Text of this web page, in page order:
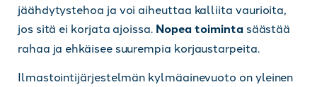
jäähdytystehoa ja voi aiheuttaa kalliita vaurioita,
jos sitä ei korjata ajoissa. Nopea toimintasäästää
rahaa ja ehkäisee suurempia korjaustarpeita.
Ilmastointijärjestelmän kylmäainevuoto on yleinen